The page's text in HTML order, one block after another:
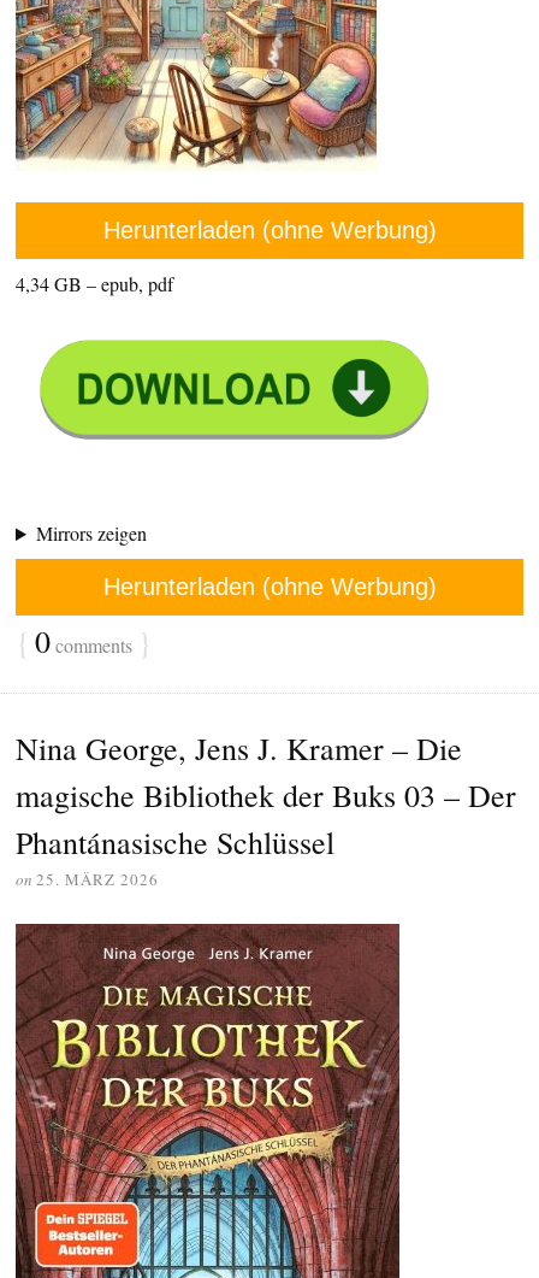
Herunterladen (ohne Werbung)
4,34 GB – epub, pdf
Mirrors zeigen
Herunterladen (ohne Werbung)
{ 0comments }
Nina George, Jens J. Kramer – Die
magische Bibliothek der Buks 03 – Der
Phantánasische Schlüssel
on 25. MÄRZ 2026